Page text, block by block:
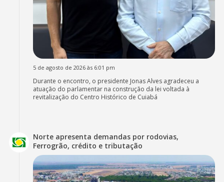
5 de agosto de 2026 às 6:01 pm
Durante o encontro, o presidente Jonas Alves agradeceu a
atuação do parlamentar na construção da lei voltada à
revitalização do Centro Histórico de Cuiabá
Norte apresenta demandas por rodovias,
Ferrogrão, crédito e tributação